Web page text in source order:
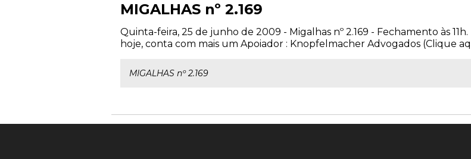
MIGALHAS nº 2.169
Quinta-feira, 25 de junho de 2009 - Migalhas nº 2.169 - Fechamento às
hoje, conta com mais um Apoiador : Knopfelmacher Advogados (Clique
MIGALHAS nº 2.169